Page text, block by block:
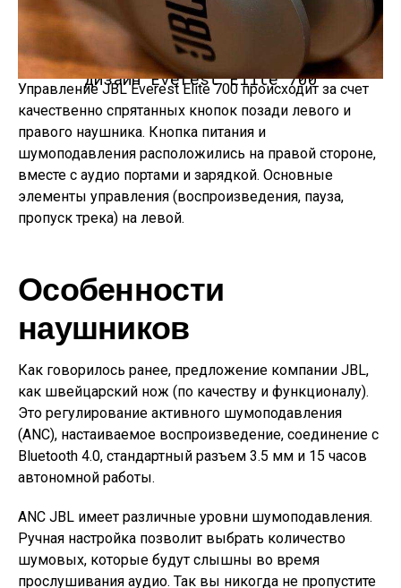
Дизайн Everest Elite 700
Управление JBL Everest Elite 700 происходит за счет
качественно спрятанных кнопок позади левого и
правого наушника. Кнопка питания и
шумоподавления расположились на правой стороне,
вместе с аудио портами и зарядкой. Основные
элементы управления (воспроизведения, пауза,
пропуск трека) на левой.
Особенности
наушников
Как говорилось ранее, предложение компании JBL,
как швейцарский нож (по качеству и функционалу).
Это регулирование активного шумоподавления
(ANC), настаиваемое воспроизведение, соединение с
Bluetooth 4.0, стандартный разъем 3.5 мм и 15 часов
автономной работы.
ANC JBL имеет различные уровни шумоподавления.
Ручная настройка позволит выбрать количество
шумовых, которые будут слышны во время
прослушивания аудио. Так вы никогда не пропустите